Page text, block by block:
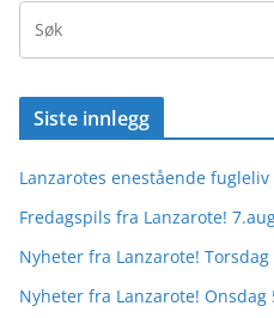
Siste innlegg
Lanzarotes enestående fugleliv
Fredagspils fra Lanzarote!
Nyheter fra Lanzarote!
Nyheter fra Lanzarote! Onsdag